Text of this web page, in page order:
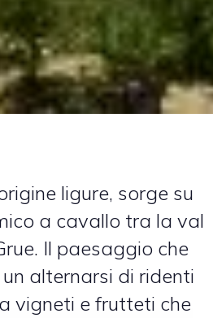
ligure, sorge su
a cavallo tra la val
Il paesaggio che
alternarsi di ridenti
vigneti e frutteti che